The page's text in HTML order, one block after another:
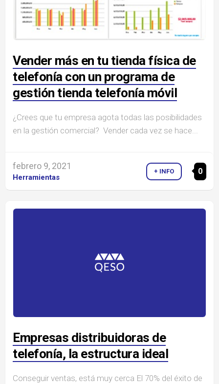
Vender más en tu tienda física de
telefonía con un programa de
gestión tienda telefonía móvil
¿Crees que tu empresa agota todas las posibilidades
en la gestión comercial? Vender cada vez se hace...
febrero 9, 2021
Herramientas
0
+ INFO
Empresas distribuidoras de
telefonía, la estructura ideal
Conseguir ventas, está muy cerca El 70% del éxito de